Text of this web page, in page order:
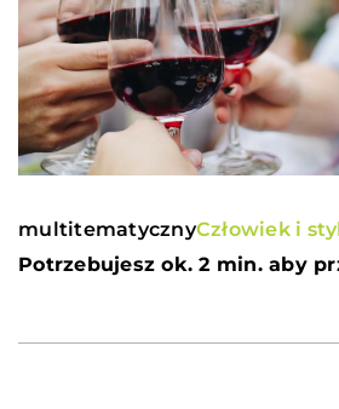
multitematycznyCzłowiek i
Potrzebujesz ok. 2 min. aby